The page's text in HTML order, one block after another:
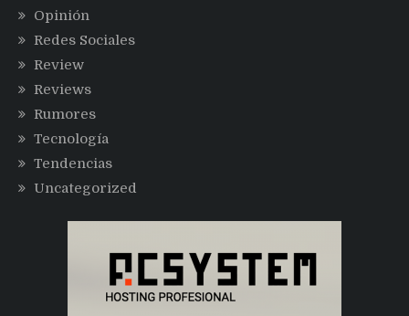
Opinión
Redes Sociales
Review
Reviews
Rumores
Tecnología
Tendencias
Uncategorized